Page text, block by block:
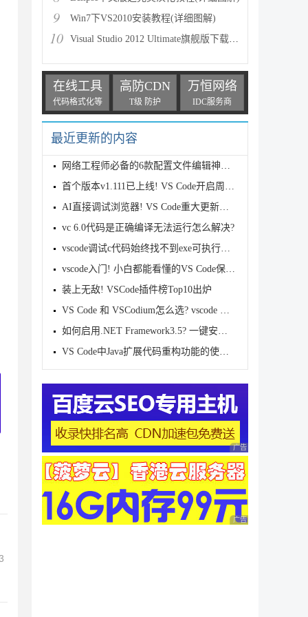
9 Win7下VS2010安装教程(详细图解)
10 Visual Studio 2012 Ultimate旗舰版下载地址与序列号
在线工具
代码格式化等
高防CDN
T级 防护
万恒网络
IDC服务商
最近更新的内容
网络工程师必备的6款配置文件编辑神器:替代Notepad++!
首个版本v1.111已上线! VS Code开启周更狂飙模式
AI直接调试浏览器! VS Code重大更新发布
vc 6.0代码是正确编译无法运行怎么解决?
vscode调试c代码始终找不到exe可执行文件的详细及解决
vscode入门! 小白都能看懂的VS Code保姆级级使用教程
装上无敌! VSCode插件榜Top10出炉
VS Code 和 VSCodium怎么选? vscode 和 vscodium之间
如何启用.NET Framework3.5? 一键安装net3.5解决软件
VS Code中Java扩展代码重构功能的使用详解
广告 商业广告，理性
广告 商业广告，理性